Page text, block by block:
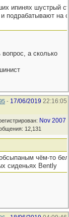
ипинях шустрый
подрабатывают на
а сколько
- 17/06/2019 22:16:05
Nov 2007
12,131
чём-то
сиденьях Bently